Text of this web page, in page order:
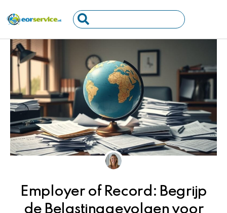
naar
inhoud
Search
...
Employer of Record: Begrijp
de Belastinggevolgen voor